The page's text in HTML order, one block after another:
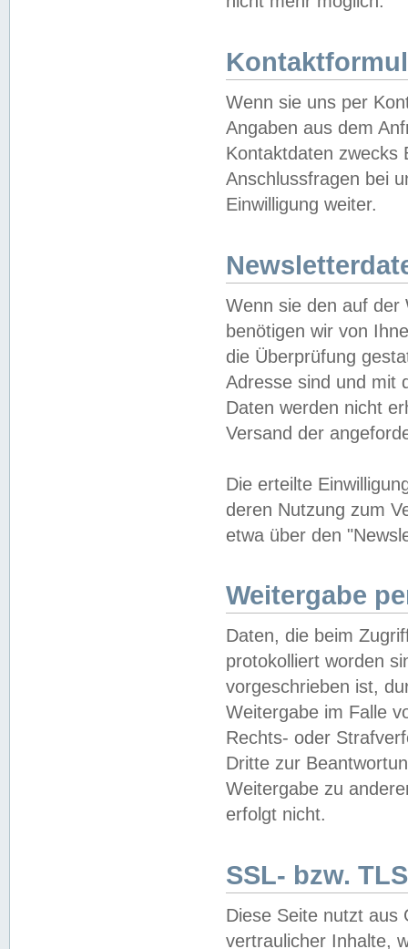
Wenn sie uns per
Angaben aus dem
Kontaktdaten zwecks
Anschlussfragen bei
Einwilligung weiter.
Wenn sie den auf der
benötigen wir von
die Überprüfung
Adresse sind und mit
Daten werden nicht
Versand der
Die erteilte
deren Nutzung zum
etwa über den
Weitergabe
Daten, die beim
protokolliert worden
vorgeschrieben ist,
Weitergabe im Falle
Rechts- oder
Dritte zur
Weitergabe zu
erfolgt nicht.
SSL- bzw.
Diese Seite nutzt aus
vertraulicher Inhalte,